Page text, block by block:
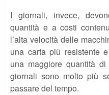
I giornali, invece,
quantità e a costi
l’alta velocità delle
una carta più resistente
una maggiore quantità
giornali sono molto più
passare del tempo.